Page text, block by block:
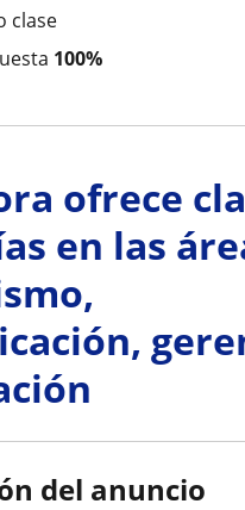
clase
100%
ofrece
en las
del anuncio